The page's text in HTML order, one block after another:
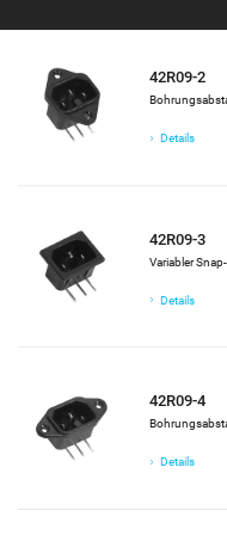
42R09-2
Details
42R09-3
Variabler Snap-
Details
42R09-4
Details